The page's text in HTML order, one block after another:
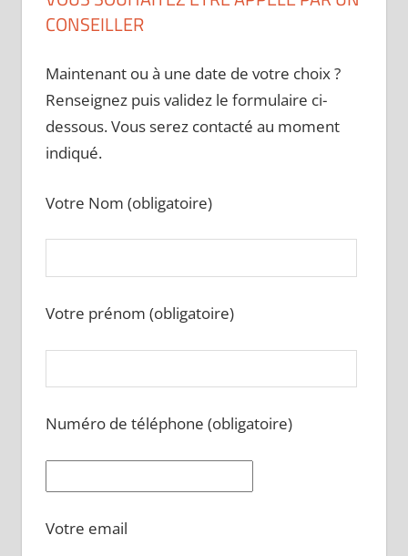
CONSEILLER
Maintenant ou à une date de votre choix ?
Renseignez puis validez le formulaire ci-
dessous. Vous serez contacté au moment
indiqué.
Votre Nom (obligatoire)
Votre prénom (obligatoire)
Numéro de téléphone (obligatoire)
Votre email